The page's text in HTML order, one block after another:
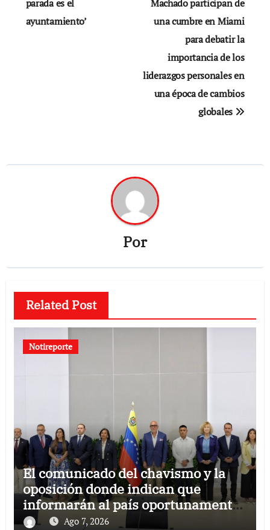
entradas
parada es el
ayuntamiento’
Machado participan de
una cumbre en Miami
para debatir la
importancia de los
liderazgos personales en
una época de cambios
globales
Por
Related Post
Notireporte
El comunicado del chavismo y la
oposición donde indican que
informarán al país oportunamente
sobre los avances alcanzado
Ago 7, 2026